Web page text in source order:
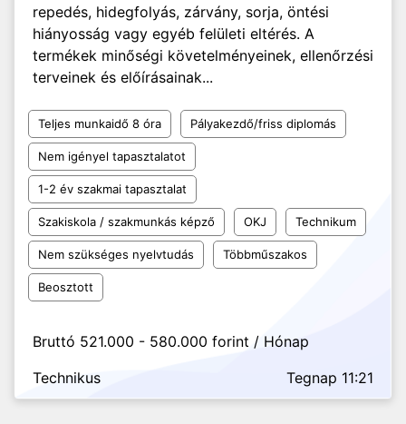
repedés, hidegfolyás, zárvány, sorja, öntési
hiányosság vagy egyéb felületi eltérés. A
termékek minőségi követelményeinek, ellenőrzési
terveinek és előírásainak...
Teljes munkaidő 8 óra Pályakezdő/friss diplomás
Nem igényel tapasztalatot
1-2 év szakmai tapasztalat
Szakiskola / szakmunkás képző OKJ Technikum
Nem szükséges nyelvtudás Többműszakos
Beosztott
Bruttó 521.000 - 580.000 forint / Hónap
Technikus
Tegnap 11:21